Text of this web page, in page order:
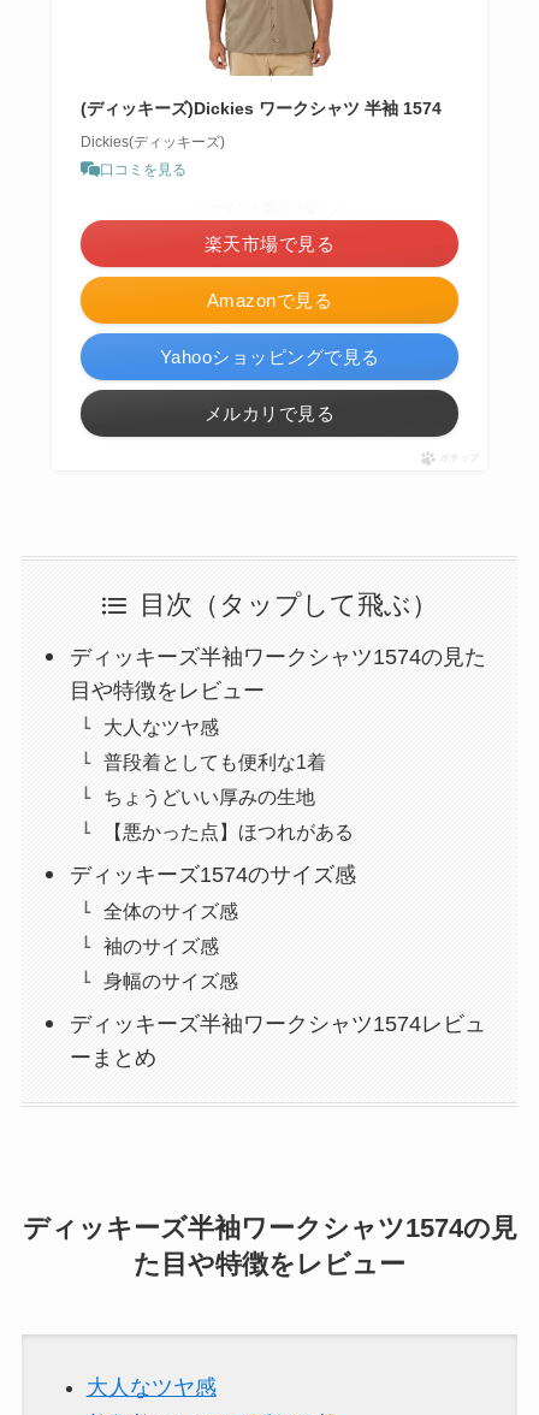
(ディッキーズ)Dickies ワークシャツ 半袖 1574
Dickies(ディッキーズ)
口コミを見る
Amazonで見る
楽天市場で見る
Yahooショッピングで見る
メルカリで見る
ポチップ
目次（タップして飛ぶ）
ディッキーズ半袖ワークシャツ1574の見た
目や特徴をレビュー
大人なツヤ感
普段着としても便利な1着
ちょうどいい厚みの生地
【悪かった点】ほつれがある
ディッキーズ1574のサイズ感
全体のサイズ感
袖のサイズ感
身幅のサイズ感
ディッキーズ半袖ワークシャツ1574レビュ
ーまとめ
ディッキーズ半袖ワークシャツ1574の見
た目や特徴をレビュー
大人なツヤ感